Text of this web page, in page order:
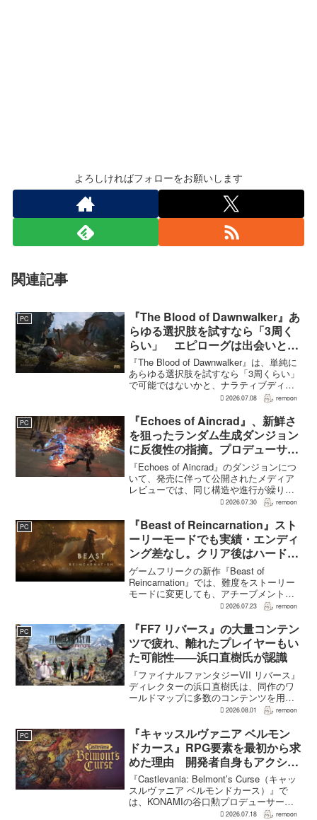
よろしければフォローをお願いします
関連記事
PC
『The Blood of Dawnwalker』あ
らゆる選択肢を試すなら「3周く
らい」 エピローグは出会いと選
択で変化
『The Blood of Dawnwalker』は、単純に
あらゆる選択肢を試すなら「3周くらい」
で可能ではないかと、ナラティブディレ
クターのJakub Szamałek氏がファミ
はエンディングへ収束...
2026.07.08 remoon
PC
『Echoes of Aincrad』、新鮮さ
を狙ったランダム生成ダンジョン
に反復性の指摘。プロデューサー
は発売前に採用理由を説明
『Echoes of Aincrad』のダンジョンにつ
いて、発売に伴って公開されたメディア
レビューでは、同じ構造や進行が繰り返
されるとの評価が出ている。発売前の7月
は、ゲーム総合プロデューサーの二見鷹
介氏が...
2026.07.30 remoon
PC
『Beast of Reincarnation』スト
ーリーモードでも実績・エンディ
ング差なし。クリア後はハード超
えのNEW GAME+も
ゲームフリークの新作『Beast of
Reincarnation』では、難度をストーリー
モードに変更しても、アチーブメントや
収集要素、エンディングに違いはない。
難度のNEW GAME+も用意されてい
る。...
2026.07.23 remoon
PC
『FF7 リバース』の大量コンテン
ツで疲れ、離れたプレイヤーもい
た可能性――浜口直樹氏が認識
『ファイナルファンタジーVII リバース』
ディレクターの浜口直樹氏は、同作のワ
ールドマップに多数のコンテンツを用意
したことで、一部のプレイヤーが疲れを
性があるとの認識を示した。
GamesRadar+のイン...
2026.08.01 remoon
PC
『キャッスルヴァニア ベルモン
ドカース』RPG要素を最初から求
めた理由 開発者自身もアクショ
ンのつらさを実感
『Castlevania: Belmont’s Curse（キャッ
スルヴァニア ベルモンドカース）』で
は、KONAMIの谷口勲プロデューサー
が、レベルアップを含むRPG的システム
2026.07.18 remoon